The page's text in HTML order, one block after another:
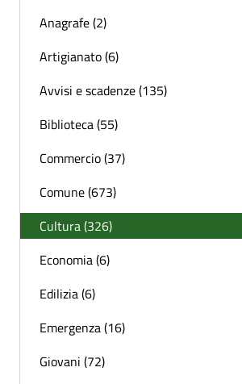
Anagrafe (2)
Artigianato (6)
Avvisi e scadenze (135)
Biblioteca (55)
Commercio (37)
Comune (673)
Cultura (326)
Economia (6)
Edilizia (6)
Emergenza (16)
Giovani (72)